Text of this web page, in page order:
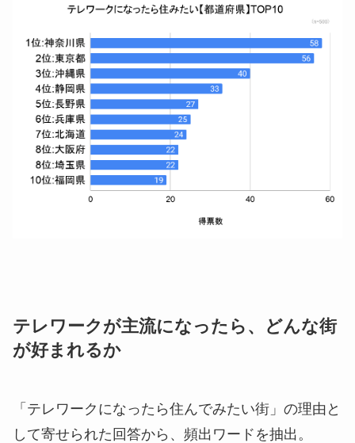
テレワークが主流になったら、どんな街
が好まれるか
「テレワークになったら住んでみたい街」の理由と
して寄せられた回答から、頻出ワードを抽出。